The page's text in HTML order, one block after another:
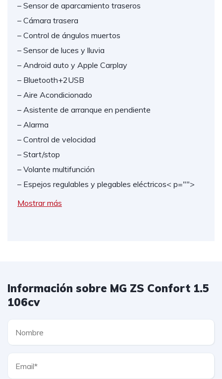
– Sensor de aparcamiento traseros
– Cámara trasera
– Control de ángulos muertos
– Sensor de luces y lluvia
– Android auto y Apple Carplay
– Bluetooth+2USB
– Aire Acondicionado
– Asistente de arranque en pendiente
– Alarma
– Control de velocidad
– Start/stop
– Volante multifunción
– Espejos regulables y plegables eléctricos< p="">
Mostrar más
Información sobre MG ZS Confort 1.5
106cv